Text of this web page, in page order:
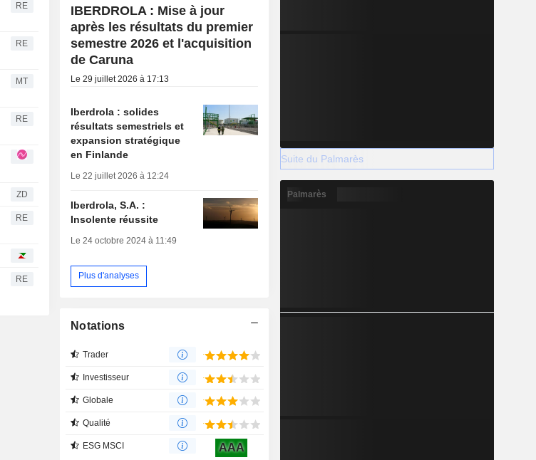
RE
RE
MT
RE
ZD
RE
RE
IBERDROLA : Mise à jour
après les résultats du premier
semestre 2026 et l'acquisition
de Caruna
Le 29 juillet 2026 à 17:13
Iberdrola : solides
résultats semestriels et
expansion stratégique
en Finlande
Le 22 juillet 2026 à 12:24
Iberdrola, S.A. :
Insolente réussite
Le 24 octobre 2024 à 11:49
Plus d'analyses
Notations
Trader
Investisseur
Globale
Qualité
ESG MSCI AAA
Suite du Palmarès
Palmarès